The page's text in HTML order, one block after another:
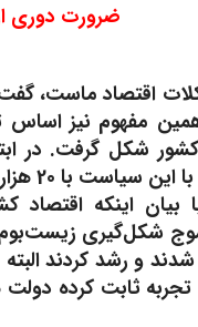
ضرورت دوری
اقتصاد ماست،
مفهوم نیز
بدهکار روبرو خواهیم بود.
اینکه اقتصاد
شکل‌گیری
شدند و رشد کردند
تجربه ثابت کرده